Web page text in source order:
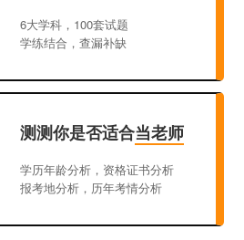
6大学科，100套试题
学练结合，查漏补缺
测测你是否适合当老师
学历年龄分析，资格证书分析
报考地分析，历年考情分析